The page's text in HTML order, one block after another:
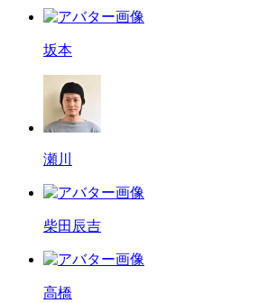
坂本
瀬川
柴田辰吉
高橋